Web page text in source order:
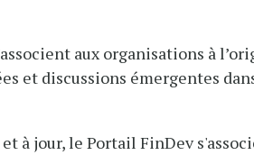
aux organisations à
et discussions émergentes
jour, le Portail FinDev